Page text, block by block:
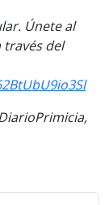
Únete al
través del